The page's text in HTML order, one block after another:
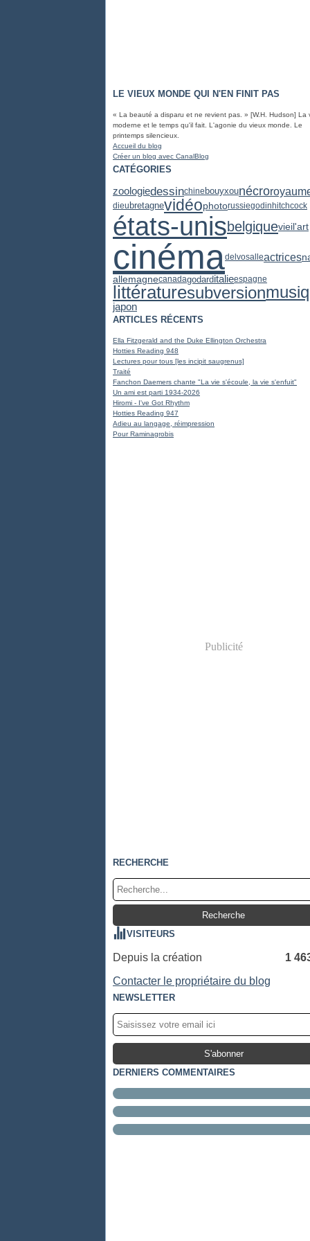
LE VIEUX MONDE QUI N'EN FINIT PAS
« La beauté a disparu et ne revient pas. » [W.H. Hudson] La
moderne et le temps qu'il fait. L'agonie du vieux monde. Le
printemps silencieux.
Accueil du blog
Créer un blog avec CanalBlog
CATÉGORIES
zoologiedessinchine bouyxounécro
dieu bretagnevidéophotorussiegodinhitchcock
états-unisbelgiquevieil'art
cinémadelvosalleactrices
allemagnecanadagodarditalieespagne
littératuresubversion
japon
ARTICLES RÉCENTS
Ella Fitzgerald and the Duke Ellington Orchestra
Hotties Reading 948
Lectures pour tous [les incipit saugrenus]
Traité
Fanchon Daemers chante "La vie s'écoule, la vie s'enfuit"
Un ami est parti 1934-2026
Hiromi - I've Got Rhythm
Hotties Reading 947
Adieu au langage, réimpression
Pour Raminagrobis
Publicité
RECHERCHE
VISITEURS
Depuis la création
1
Contacter le propriétaire du blog
NEWSLETTER
DERNIERS COMMENTAIRES